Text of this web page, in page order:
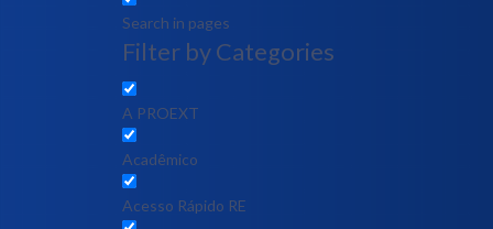
Search in pages
Filter by Categories
A PROEXT
Acadêmico
Acesso Rápido RE